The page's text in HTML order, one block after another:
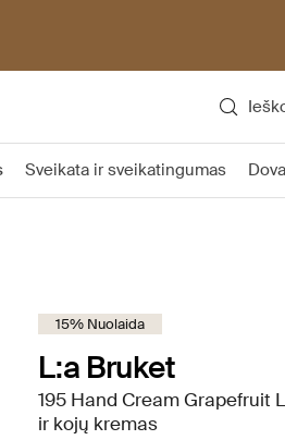
Sveikata ir sveikatingumas
15% Nuolaida
L:a Bruket
195 Hand Cream Grapefruit
ir kojų kremas